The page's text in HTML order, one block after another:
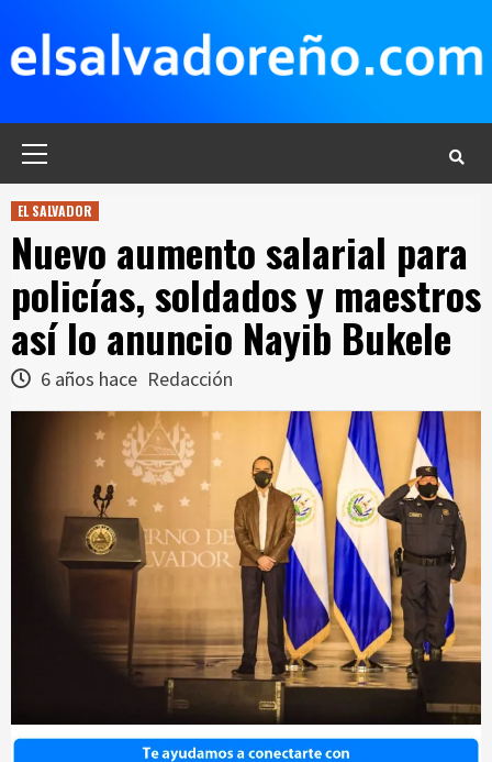
contenido
EL SALVADOR
Nuevo aumento salarial para
policías, soldados y maestros
así lo anuncio Nayib Bukele
6 años hace Redacción